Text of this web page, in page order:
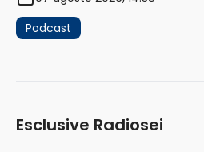
Podcast
Esclusive Radiosei